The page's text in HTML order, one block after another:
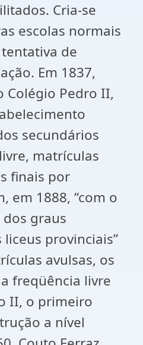
Cria-se
escolas normais
de
Em 1837,
Colégio Pedro II,
secundários
matrículas
finais por
em 1888, “com o
graus
provinciais”
avulsas, os
freqüência livre
II, o primeiro
a nível